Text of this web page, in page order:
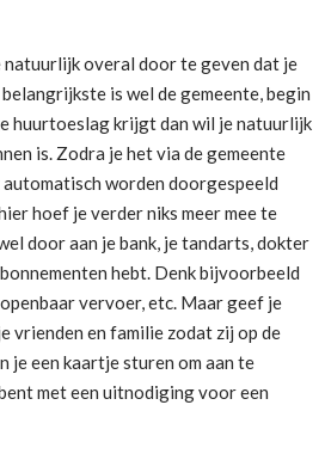
overal door te geven dat je
is wel de gemeente, begin
huurtoeslag krijgt dan wil je natuurlijk
is. Zodra je het via de gemeente
worden doorgespeeld
hoef je verder niks meer mee te
door aan je bank, je tandarts, dokter
hebt. Denk bijvoorbeeld
vervoer, etc. Maar geef je
vrienden en familie zodat zij op de
je een kaartje sturen om aan te
met een uitnodiging voor een